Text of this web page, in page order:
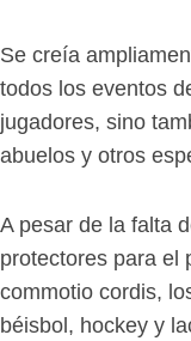
Se creía
todos los eventos
jugadores, sino
abuelos y otros
A pesar de la falta
protectores para el
commotio cordis,
béisbol, hockey y